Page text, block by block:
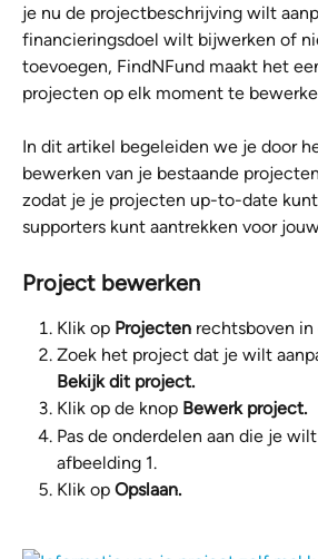
je nu de projectbeschrijving wilt
financieringsdoel wilt bijwerken of
toevoegen, FindNFund maakt het
projecten op elk moment te
In dit artikel begeleiden we je door
bewerken van je bestaande
zodat je je projecten up-to-date
supporters kunt aantrekken voor
Project bewerken
Klik op Projecten rechtsboven in
Zoek het project dat je wilt
Bekijk dit project.
Klik op de knop Bewerk project.
Pas de onderdelen aan die je
afbeelding 1.
Klik op Opslaan.